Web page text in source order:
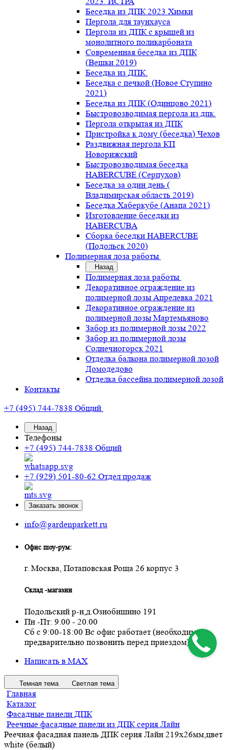
Беседка из ДПК 2023 Химки
Пергола для таунхауса
Пергола из ДПК с крышей из
монолитного поликарбоната
Современная беседка из ДПК
(Вешки 2019)
Беседка из ДПК.
Беседка с печкой (Новое Ступино
2021)
Беседка из ДПК (Одинцово 2021)
Быстровозводимая пергола из дпк.
Пергола открытая из ДПК
Пристройка к дому (беседка) Чехов
Раздвижная пергола КП
Новорижский
Быстровозводимая беседка
HABERCUBE (Серпухов)
Беседка за один день (
Владимирская область 2019)
Беседка Хаберкубе (Анапа 2021)
Изготовление беседки из
HABERCUBA
Сборка беседки HABERCUBE
(Подольск 2020)
Полимерная лоза работы
Назад
Полимерная лоза работы
Декоративное ограждение из
полимерной лозы Апрелевка 2021
Декоративное ограждение из
полимерной лозы Мартемьяново
Забор из полимерной лозы 2022
Забор из полимерной лозы
Солнечногорск 2021
Отделка балкона полимерной лозой
Домодедово
Отделка бассейна полимерной лозой
Контакты
+7 (495) 744-7838 Общий
Назад
Телефоны
+7 (495) 744-7838 Общий
+7 (929) 501-80-62 Отдел продаж
Заказать звонок
info@gardenparkett.ru
Офис шоу-рум:
г. Москва, Потаповская Роща 26 корпус 3
Склад -магазин
Подольский р-н,д.Ознобишино 191
Пн -Пт: 9.00 - 20.00
Сб с 9:00-18:00 Вс офис работает (необходимо
предварительно позвонить перед приездом)
Написать в MAX
Темная тема Светлая тема
Главная
Каталог
Фасадные панели ДПК
Реечные фасадные панели из ДПК серия Лайн
Реечная фасадная панель ДПК серия Лайн 219х26мм,цвет
white (белый)